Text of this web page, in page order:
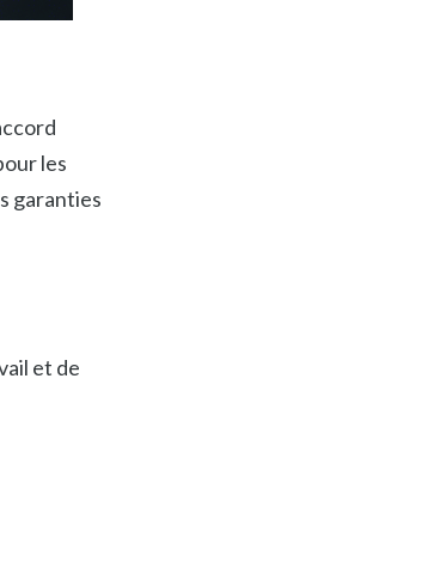
les
garanties
et de